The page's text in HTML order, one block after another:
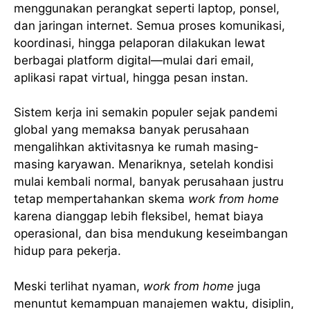
menggunakan perangkat seperti laptop, ponsel,
dan jaringan internet. Semua proses komunikasi,
koordinasi, hingga pelaporan dilakukan lewat
berbagai platform digital—mulai dari email,
aplikasi rapat virtual, hingga pesan instan.
Sistem kerja ini semakin populer sejak pandemi
global yang memaksa banyak perusahaan
mengalihkan aktivitasnya ke rumah masing-
masing karyawan. Menariknya, setelah kondisi
mulai kembali normal, banyak perusahaan justru
tetap mempertahankan skema work from home
karena dianggap lebih fleksibel, hemat biaya
operasional, dan bisa mendukung keseimbangan
hidup para pekerja.
Meski terlihat nyaman, work from home juga
menuntut kemampuan manajemen waktu, disiplin,